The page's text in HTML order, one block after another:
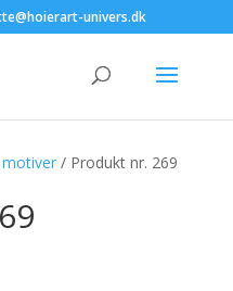
univers.dk
/ Produkt nr. 269